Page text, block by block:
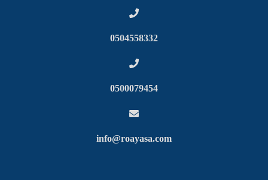
0504558332
0500079454
info@roayasa.com